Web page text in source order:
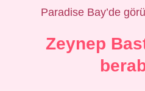
Paradise Bay’de
Zeynep